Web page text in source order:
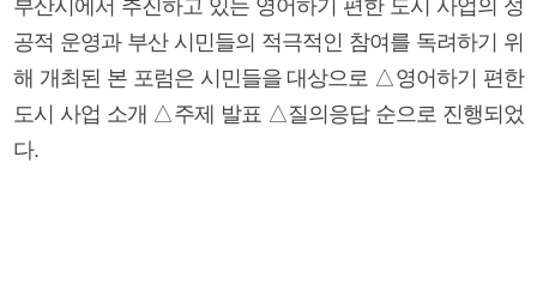
부산시에서 추진하고 있는 영어하기 편한 도시 사업의 성
공적 운영과 부산 시민들의 적극적인 참여를 독려하기 위
해 개최된 본 포럼은 시민들을 대상으로 △영어하기 편한
도시 사업 소개 △주제 발표 △질의응답 순으로 진행되었
다.